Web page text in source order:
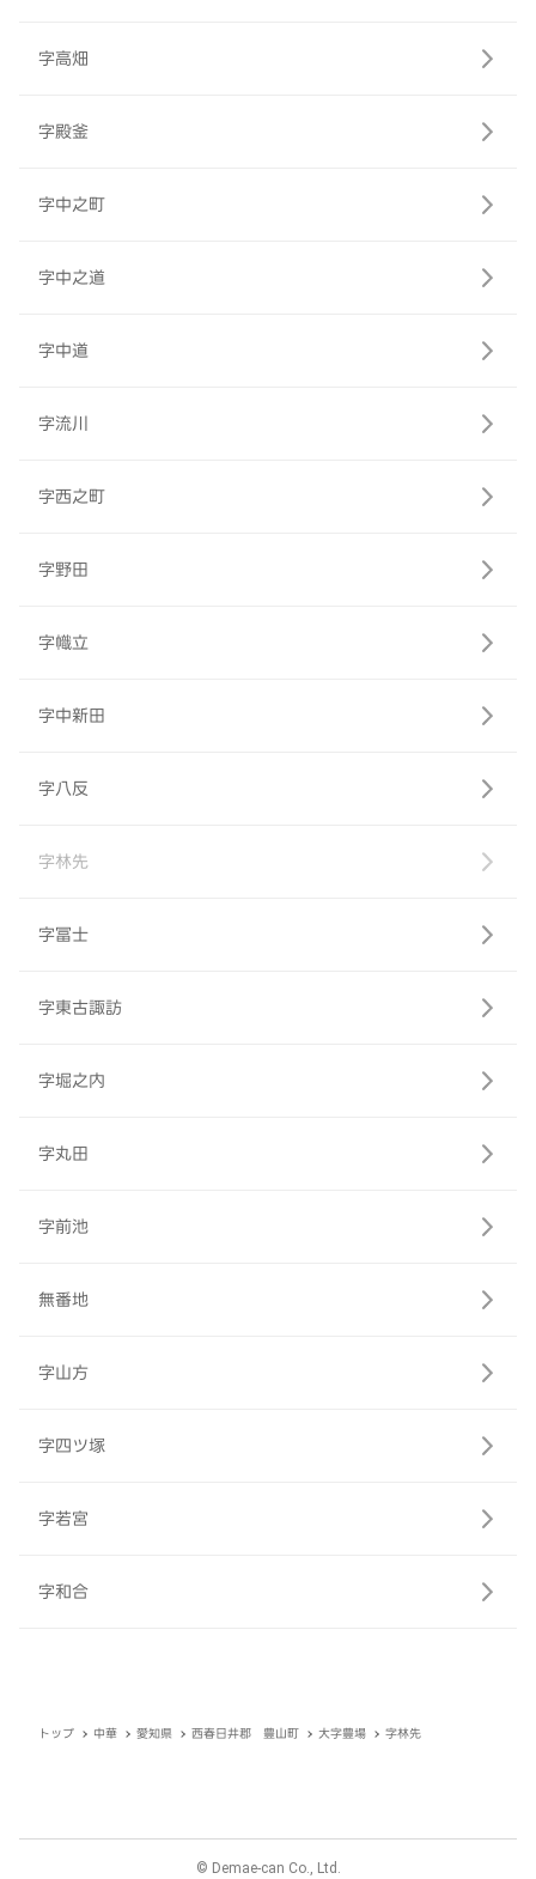
字高畑
字殿釜
字中之町
字中之道
字中道
字流川
字西之町
字野田
字幟立
字中新田
字八反
字林先
字冨士
字東古諏訪
字堀之内
字丸田
字前池
無番地
字山方
字四ツ塚
字若宮
字和合
トップ 中華 愛知県 西春日井郡 豊山町 大字豊場 字林先
© Demae-can Co., Ltd.